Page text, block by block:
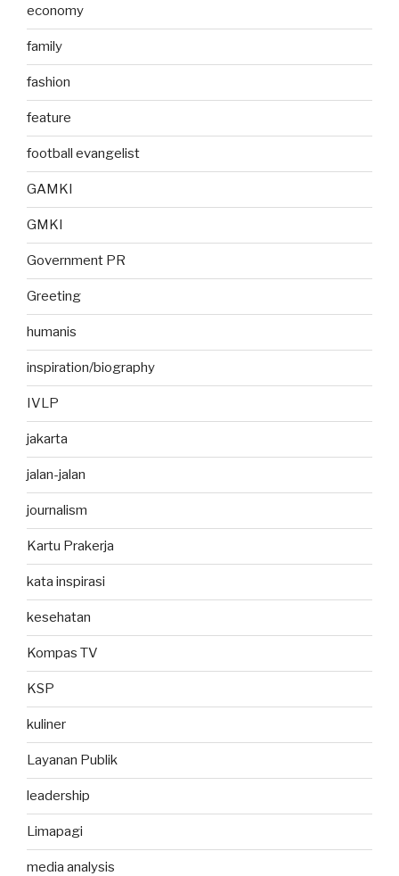
economy
family
fashion
feature
football evangelist
GAMKI
GMKI
Government PR
Greeting
humanis
inspiration/biography
IVLP
jakarta
jalan-jalan
journalism
Kartu Prakerja
kata inspirasi
kesehatan
Kompas TV
KSP
kuliner
Layanan Publik
leadership
Limapagi
media analysis